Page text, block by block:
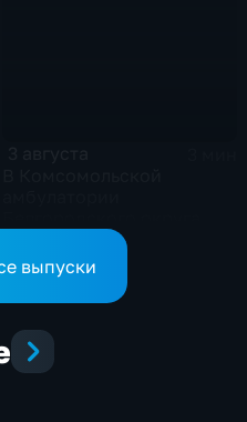
обновили физиокабинет
выпуски